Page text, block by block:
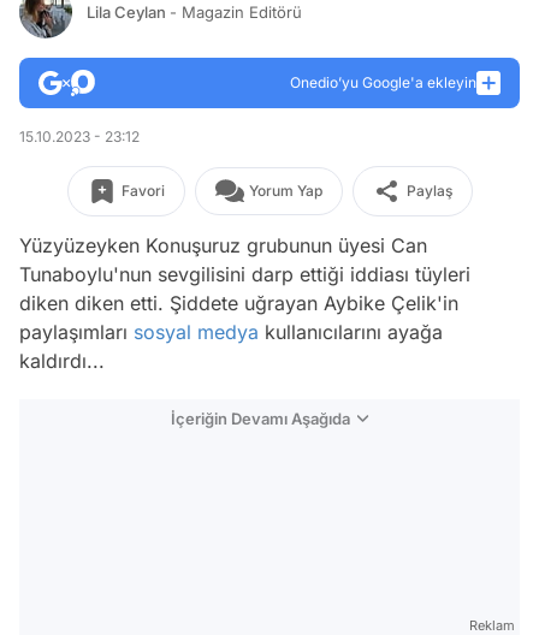
Lila Ceylan - Magazin Editörü
Onedio’yu Google'a ekleyin
15.10.2023 - 23:12
Favori Yorum Yap Paylaş
Yüzyüzeyken Konuşuruz grubunun üyesi Can
Tunaboylu'nun sevgilisini darp ettiği iddiası tüyleri
diken diken etti. Şiddete uğrayan Aybike Çelik'in
paylaşımları sosyal medya kullanıcılarını ayağa
kaldırdı...
İçeriğin Devamı Aşağıda
Reklam